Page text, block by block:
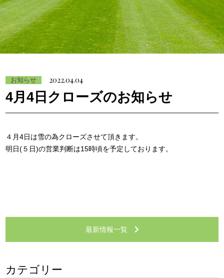
お知らせ 2022.04.04
4月4日クローズのお知らせ
４月4日は雪の為クローズさせて頂きます。
明日(５日)の営業判断は15時頃を予定しております。
最新情報一覧
カテゴリー